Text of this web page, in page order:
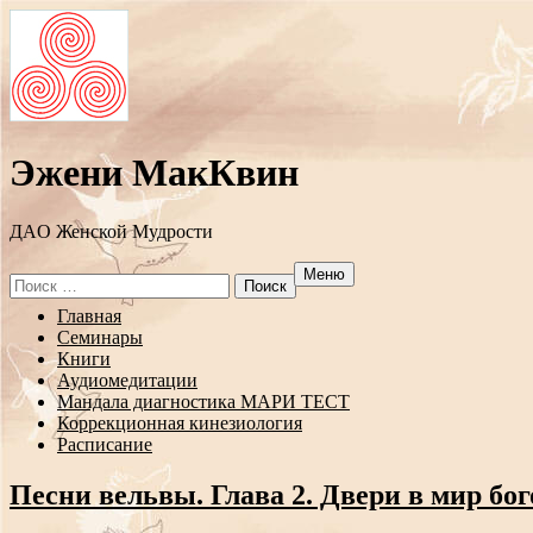
Эжени МакКвин
ДAO Женской Мудрости
Search
for:
Меню
Перейти
содержанию
Главная
Семинары
Книги
Аудиомедитации
Мандала диагностика МАРИ ТЕСТ
Коррекционная кинезиология
Расписание
Песни вельвы. Глава 2. Двери в мир